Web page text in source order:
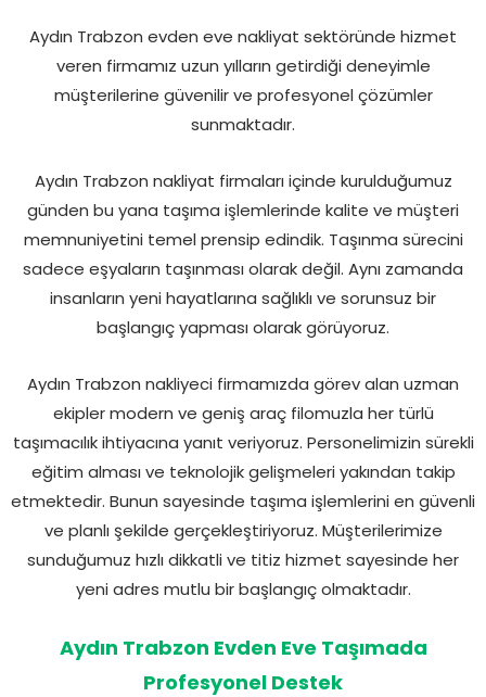
Aydın Trabzon evden eve nakliyat sektöründe hizmet
veren firmamız uzun yılların getirdiği deneyimle
müşterilerine güvenilir ve profesyonel çözümler
sunmaktadır.
Aydın Trabzon nakliyat firmaları içinde kurulduğumuz
günden bu yana taşıma işlemlerinde kalite ve müşteri
memnuniyetini temel prensip edindik. Taşınma sürecini
sadece eşyaların taşınması olarak değil. Aynı zamanda
insanların yeni hayatlarına sağlıklı ve sorunsuz bir
başlangıç yapması olarak görüyoruz.
Aydın Trabzon nakliyeci firmamızda görev alan uzman
ekipler modern ve geniş araç filomuzla her türlü
taşımacılık ihtiyacına yanıt veriyoruz. Personelimizin sürekli
eğitim alması ve teknolojik gelişmeleri yakından takip
etmektedir. Bunun sayesinde taşıma işlemlerini en güvenli
ve planlı şekilde gerçekleştiriyoruz. Müşterilerimize
sunduğumuz hızlı dikkatli ve titiz hizmet sayesinde her
yeni adres mutlu bir başlangıç olmaktadır.
Aydın Trabzon Evden Eve Taşımada
Profesyonel Destek